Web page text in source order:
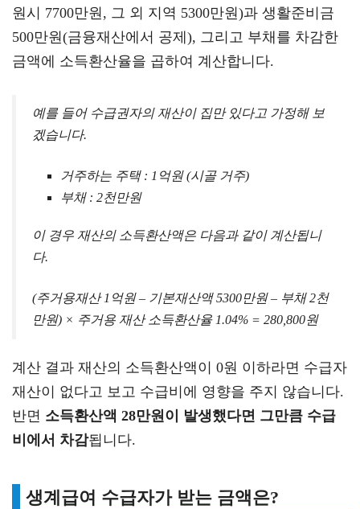
원시 7700만원, 그 외 지역 5300만원)과 생활준비금
500만원(금융재산에서 공제), 그리고 부채를 차감한
금액에 소득환산율을 곱하여 계산합니다.
예를 들어 수급권자의 재산이 집만 있다고 가정해 보
겠습니다.
거주하는 주택 : 1억원 (시골 거주)
부채 : 2천만원
이 경우 재산의 소득환산액은 다음과 같이 계산됩니
다.
(주거용재산 1억원 – 기본재산액 5300만원 – 부채 2천
만원) × 주거용 재산 소득환산율 1.04% = 280,800원
계산 결과 재산의 소득환산액이 0원 이하라면 수급자
재산이 없다고 보고 수급비에 영향을 주지 않습니다.
반면 소득환산액 28만원이 발생했다면 그만큼 수급
비에서 차감됩니다.
생계급여 수급자가 받는 금액은?